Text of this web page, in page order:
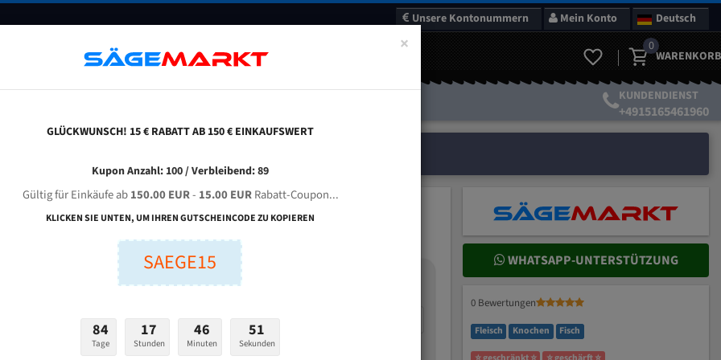
Unsere Kontonummern Mein Konto Deutsch
FAQ GUTSCHEINE BLOG KONTAKT
0
WARENKORB
KUNDENDIENST
+4915165461960
2692x16x0,56x4TPI Fleischerei Bandsägeblatt
Verfügbarkeit:
177 Stück auf Lager
WHATSAPP-UNTERSTÜTZUNG
0 Bewertungen
Fleisch Knochen
Fisch
×
GLÜCKWUNSCH! 15 € RABATT AB 150 € EINKAUFSWERT
Kupon Anzahl: 100 / Verbleibend: 89
Gültig für Einkäufe ab150.00 EUR- 15.00 EURRabatt-Coupon...
KLICKEN SIE UNTEN, UM IHREN GUTSCHEINCODE ZU KOPIEREN
SAEGE15
84
Tage
17
Stunden
46
Minuten
50
Sekunden